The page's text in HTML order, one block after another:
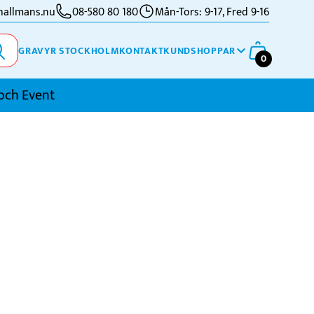
08-580 80 180 Mån-Tors: 9-17, Fred 9-16
GRAVYR STOCKHOLMKONTAKTKUNDSHOPPAR 0
Event